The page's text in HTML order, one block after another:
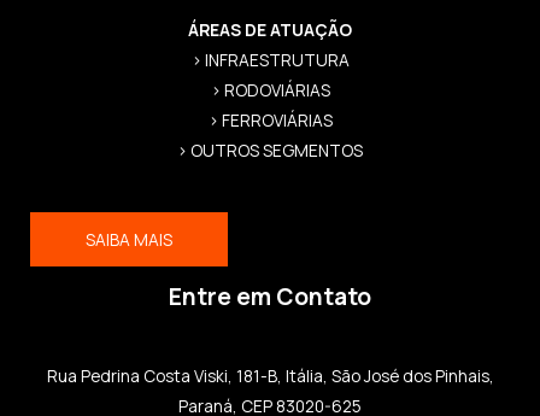
ÁREAS DE ATUAÇÃO
> INFRAESTRUTURA
> RODOVIÁRIAS
> FERROVIÁRIAS
> OUTROS SEGMENTOS
SAIBA MAIS
Entre em Contato
Rua Pedrina Costa Viski, 181-B, Itália, São José dos Pinhais,
Paraná, CEP 83020-625